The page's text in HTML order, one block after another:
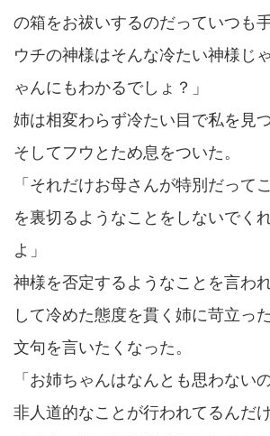
の箱をお祓いするのだっていつも
ウチの神様はそんな冷たい神様じ
ゃんにもわかるでしょ？」
姉は相変わらず冷たい目で私を見
そしてフウとため息をついた。
「それだけお母さんが特別だって
を裏切るようなことをしないでく
よ」
神様を否定するようなことを言わ
して冷めた態度を貫く姉に苛立っ
文句を言いたくなった。
「お姉ちゃんはなんとも思わない
非人道的なことが行われてるんだけ